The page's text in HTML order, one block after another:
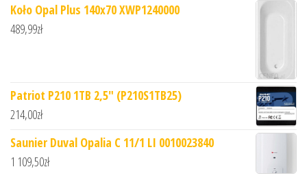
Koło Opal Plus 140x70 XWP1240000
489,99zł
Patriot P210 1TB 2,5" (P210S1TB25)
214,00zł
Saunier Duval Opalia C 11/1 LI 0010023840
1 109,50zł